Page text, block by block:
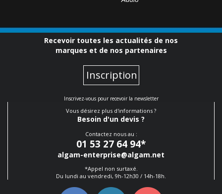
Recevoir toutes les actualités de nos
marques et de nos partenaires
Inscription
Inscrivez-vous pour recevoir la newsletter
Vous désirez plus d'informations ?
Besoin d'un devis ?
Contactez nous au :
01 53 27 64 94*
algam-enterprise@algam.net
*Appel non surtaxé.
Du lundi au vendredi, 9h-12h30 / 14h-18h.